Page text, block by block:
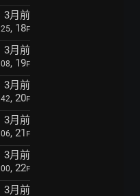
3月前
, 18F
3月前
, 19F
3月前
, 20F
3月前
, 21 F
3月前
, 22F
3月前